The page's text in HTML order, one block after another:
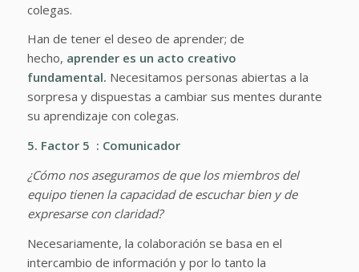
colegas.
Han de tener el deseo de aprender; de
hecho, aprender es un acto creativo
fundamental. Necesitamos personas abiertas a la
sorpresa y dispuestas a cambiar sus mentes durante
su aprendizaje con colegas.
5. Factor 5 : Comunicador
¿Cómo nos aseguramos de que los miembros del
equipo tienen la capacidad de escuchar bien y de
expresarse con claridad?
Necesariamente, la colaboración se basa en el
intercambio de información y por lo tanto la